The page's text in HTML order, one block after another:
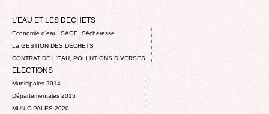
L'EAU ET LES DECHETS
Economie d’eau, SAGE, Sécheresse
La GESTION DES DECHETS
CONTRAT DE L'EAU, POLLUTIONS DIVERSES
ELECTIONS
Municipales 2014
Départementales 2015
MUNICIPALES 2020